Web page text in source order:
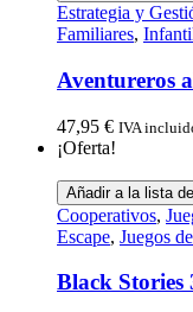
Estrategia y
Familiares,
Aventureros
47,95 € IVA
¡Oferta!
Añadir a la lista
Cooperativos,
Escape, Juegos
Black Stories